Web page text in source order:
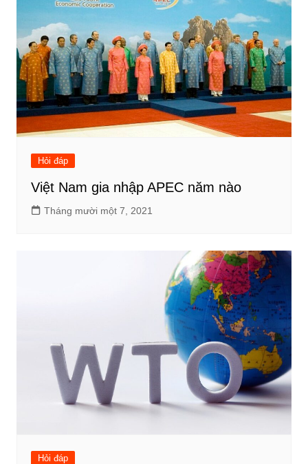
Hỏi đáp
Việt Nam gia nhập APEC năm nào
Tháng mười một 7, 2021
Hỏi đáp